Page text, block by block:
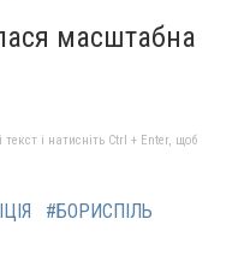
масштабна
і натисніть Ctrl + Enter, щоб
#БОРИСПІЛЬ